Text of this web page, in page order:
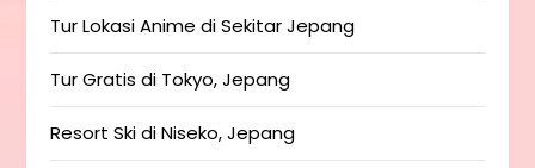
Tur Lokasi Anime di Sekitar Jepang
Tur Gratis di Tokyo, Jepang
Resort Ski di Niseko, Jepang